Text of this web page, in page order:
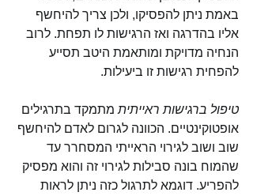
באמת ניתן להפסיקו, ולכן צריך להיחשף
אליו בהדרגה ואז הרגישות לו תפחת. לרוב
הנחיה מדויקת ומותאמת היטב תסייע
להפחית רגישות זו ביעילות.
טיפול ברגישות ראייתית מתמקד בתרגילים
אופטוקינטיים. הכוונה לגרום לאדם להיחשף
שוב ושוב לגירוי הראייתי המסחרר עד
שהמוח בונה סבילות לגירוי זה והוא מפסיק
להפריע. דוגמא לתרגול כזה ניתן לראות